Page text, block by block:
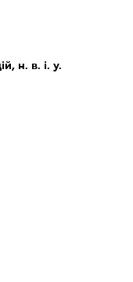
н. в. і. у.